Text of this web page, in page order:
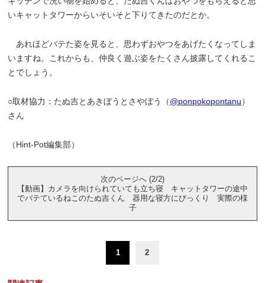
いキャットタワーからいそいそと下りてきたのだとか。
あれほどバテた姿を見ると、思わずおやつをあげたくなってしま
いますね。これからも、仲良く遊ぶ姿をたくさん披露してくれるこ
とでしょう。
○取材協力：たぬ吉とあきぼうとさやぼう（@ponpokopontanu）
さん
（Hint-Pot編集部）
次のページへ (2/2)
【動画】カメラを向けられていても立ち寝 キャットタワーの途中
でバテているねこのたぬ吉くん 器用な寝方にびっくり 実際の様
子
1 2